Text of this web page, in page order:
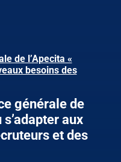
de l’Apecita «
besoins des
générale de
s’adapter aux
et des